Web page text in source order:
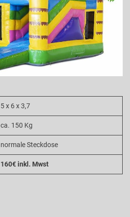
5 x 6 x 3,7
ca. 150 Kg
normale Steckdose
160€ inkl. Mwst